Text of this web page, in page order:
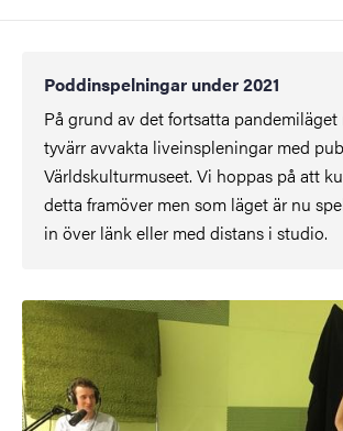
Poddinspelningar under 2021
På grund av det fortsatta pandemiläget
tyvärr avvakta liveinspleningar med
Världskulturmuseet. Vi hoppas på att
detta framöver men som läget är nu
in över länk eller med distans i studio.